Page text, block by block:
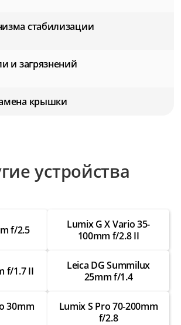
стабилизации
и загрязнений
крышки
для фильтров
внутри
устройства
f/2.5
Lumix G X Vario 35-
100mm f/2.8 II
f/1.7 II
Leica DG Summilux
25mm f/1.4
30mm
Lumix S Pro 70-200mm
f/2.8